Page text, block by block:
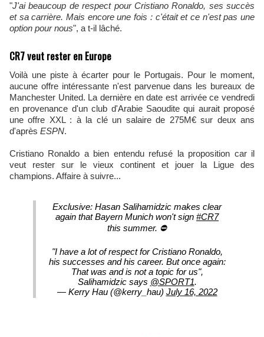
"J'ai beaucoup de respect pour Cristiano Ronaldo, ses succès
et sa carrière. Mais encore une fois : c'était et ce n'est pas une
option pour nous", a t-il lâché.
CR7 veut rester en Europe
Voilà une piste à écarter pour le Portugais. Pour le moment,
aucune offre intéressante n'est parvenue dans les bureaux de
Manchester United. La dernière en date est arrivée ce vendredi
en provenance d'un club d'Arabie Saoudite qui aurait proposé
une offre XXL : à la clé un salaire de 275M€ sur deux ans
d'après ESPN.
Cristiano Ronaldo a bien entendu refusé la proposition car il
veut rester sur le vieux continent et jouer la Ligue des
champions. Affaire à suivre...
Exclusive: Hasan Salihamidzic makes clear
again that Bayern Munich won't sign #CR7
this summer. ⛔️
"I have a lot of respect for Cristiano Ronaldo,
his successes and his career. But once again:
That was and is not a topic for us",
Salihamidzic says @SPORT1.
— Kerry Hau (@kerry_hau) July 16, 2022